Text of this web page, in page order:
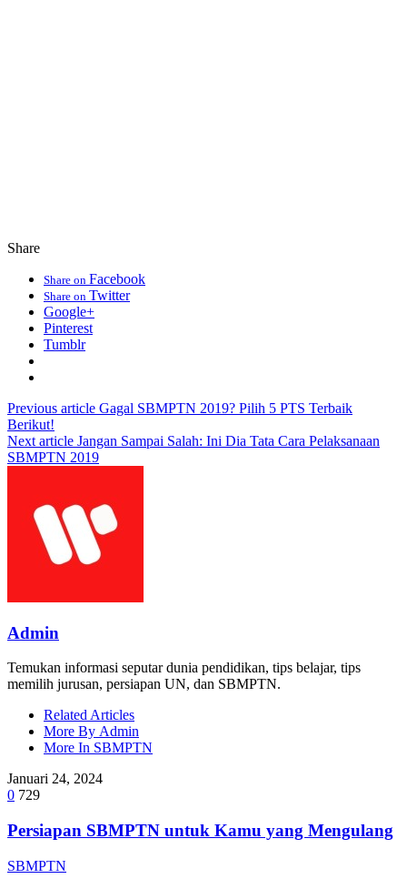
Share
Share on Facebook
Share on Twitter
Google+
Pinterest
Tumblr
Previous article Gagal SBMPTN 2019? Pilih 5 PTS Terbaik
Berikut!
Next article Jangan Sampai Salah: Ini Dia Tata Cara Pelaksanaan
SBMPTN 2019
Admin
Temukan informasi seputar dunia pendidikan, tips belajar, tips
memilih jurusan, persiapan UN, dan SBMPTN.
Related Articles
More By Admin
More In SBMPTN
Januari 24, 2024
0 729
Persiapan SBMPTN untuk Kamu yang Mengulang
SBMPTN